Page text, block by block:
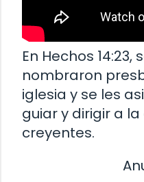
En Hechos
nombraron
iglesia y se les
guiar y dirigir a
creyentes.